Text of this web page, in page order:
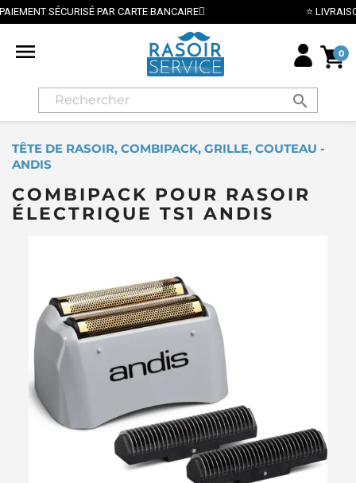
PAR CARTE BANCAIRE ⭐ LIVRAISON GRATUITE
 0
search
TÊTE DE RASOIR, COMBIPACK, GRILLE, COUTEAU -
ANDIS
COMBIPACK POUR RASOIR
ÉLECTRIQUE TS1 ANDIS